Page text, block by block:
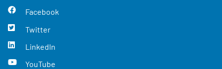
Facebook
Twitter
LinkedIn
YouTube